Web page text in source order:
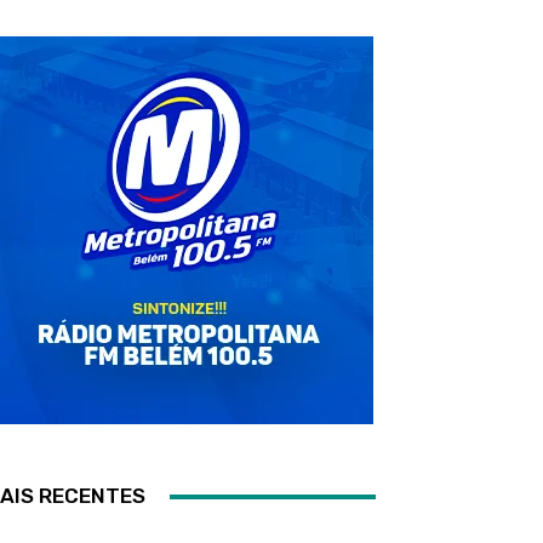
RECENTES